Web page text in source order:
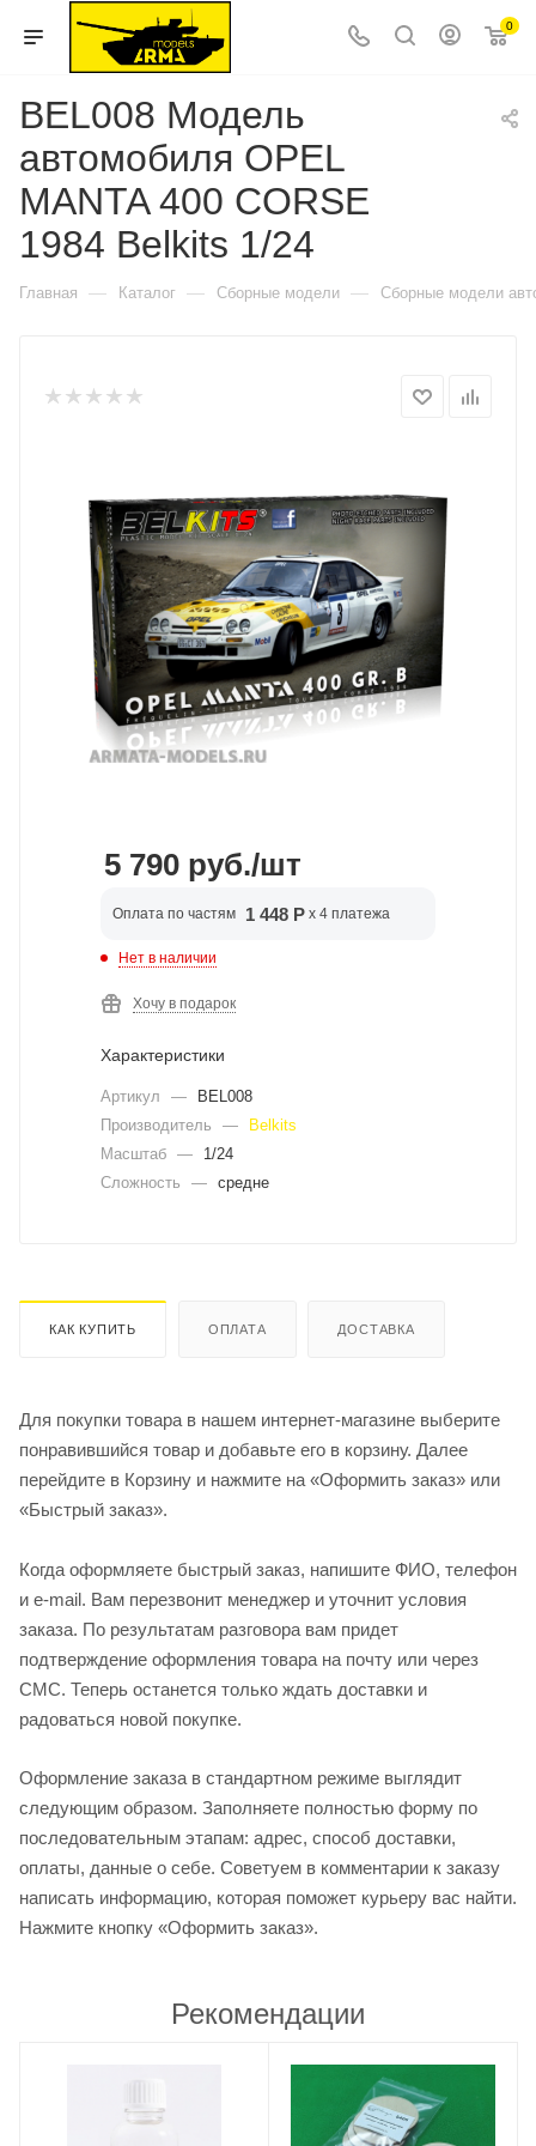
0
BEL008 Модель
автомобиля OPEL
MANTA 400 CORSE
1984 Belkits 1/24
Главная — Каталог — Сборные модели — Сборные модели
5 790 руб./шт
Оплата по частям 1 448 Р x 4 платежа
Нет в наличии
Хочу в подарок
Характеристики
Артикул —
BEL008
Производитель
—
Belkits
Масштаб —
1/24
Сложность
— средне
КАК КУПИТЬ ОПЛАТА ДОСТАВКА
Для покупки товара в нашем интернет-магазине выберите
понравившийся товар и добавьте его в корзину. Далее
перейдите в Корзину и нажмите на «Оформить заказ» или
«Быстрый заказ».
Когда оформляете быстрый заказ, напишите ФИО, телефон
и e-mail. Вам перезвонит менеджер и уточнит условия
заказа. По результатам разговора вам придет
подтверждение оформления товара на почту или через
СМС. Теперь останется только ждать доставки и
радоваться новой покупке.
Оформление заказа в стандартном режиме выглядит
следующим образом. Заполняете полностью форму по
последовательным этапам: адрес, способ доставки,
оплаты, данные о себе. Советуем в комментарии к заказу
написать информацию, которая поможет курьеру вас найти.
Нажмите кнопку «Оформить заказ».
Рекомендации